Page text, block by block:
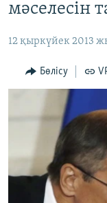
content
to
Navigation
Skip
ҚАҢТАР
АДАМ
АРНАЙЫ
Русский
мәселесін
12 қыркүйек 2013
Бөлісу